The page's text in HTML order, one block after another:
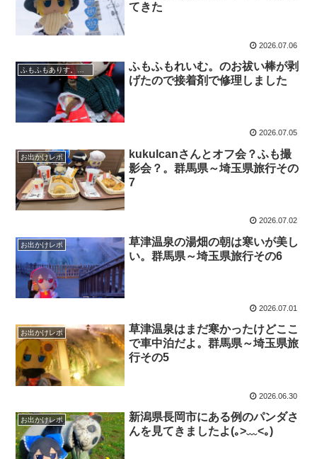
てきた
2026.07.06
ふもふもれいむ。のお祓い棒が剥
げたので接着剤で修理しました
2026.07.05
お出かけレポ
kukulcanさんとオフ会？ふも撮
影会？。群馬県～埼玉県旅行その
7
2026.07.02
お出かけレポ
草津温泉の湯畑の朝は寒いが美し
い。群馬県～埼玉県旅行その6
2026.07.01
お出かけレポ
草津温泉はまだ寒かったけどここ
で車中泊だよ。群馬県～埼玉県旅
行その5
2026.06.30
お出かけレポ
新潟県長岡市にある例のパンダさ
んを見てきましたよ(｡>﹏<｡)